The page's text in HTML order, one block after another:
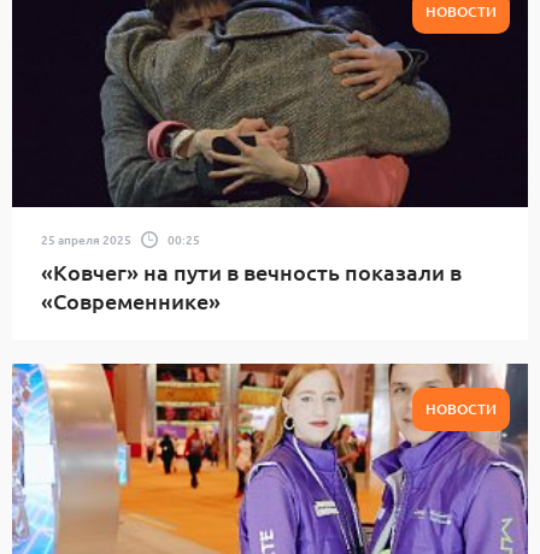
НОВОСТИ
25 апреля 2025 00:25
«Ковчег» на пути в вечность показали в
«Современнике»
НОВОСТИ